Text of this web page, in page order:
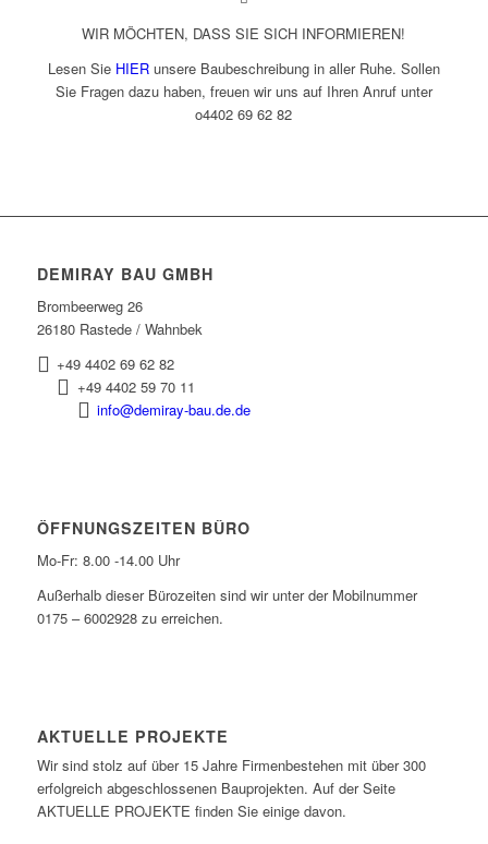
WIR MÖCHTEN, DASS SIE SICH INFORMIEREN!
Lesen Sie HIERunsere Baubeschreibung in aller Ruhe. Sollen
Sie Fragen dazu haben, freuen wir uns auf Ihren Anruf unter
o4402 69 62 82
DEMIRAY BAU GMBH
Brombeerweg 26
26180 Rastede / Wahnbek
+49 4402 69 62 82
+49 4402 59 70 11
info@demiray-bau.de.de
ÖFFNUNGSZEITEN BÜRO
Mo-Fr: 8.00 -14.00 Uhr
Außerhalb dieser Bürozeiten sind wir unter der Mobilnummer
0175 – 6002928 zu erreichen.
AKTUELLE PROJEKTE
Wir sind stolz auf über 15 Jahre Firmenbestehen mit über 300
erfolgreich abgeschlossenen Bauprojekten. Auf der Seite
AKTUELLE PROJEKTE finden Sie einige davon.